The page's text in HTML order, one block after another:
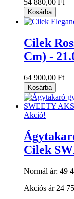
54 880,00 Ft
Kosárba
Cilek
Cm) -
64 900,00 Ft
Kosárba
Akció!
Cilek
Normál ár: 49
Akciós ár 24